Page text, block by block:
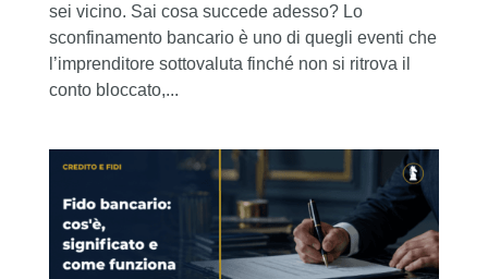
sei vicino. Sai cosa succede adesso? Lo
sconfinamento bancario è uno di quegli eventi che
l’imprenditore sottovaluta finché non si ritrova il
conto bloccato,...